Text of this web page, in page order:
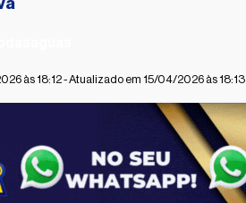
às 18:12 - Atualizado em 15/04/2026 às 18:13